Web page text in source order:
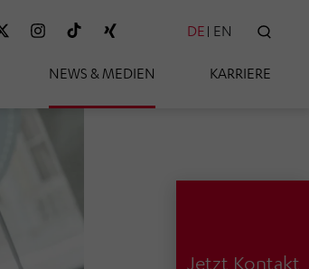
NEWS & MEDIEN KARRIERE
DE EN
Jetzt Kontakt